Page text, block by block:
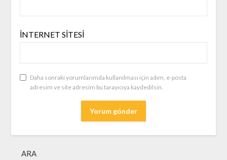
İNTERNET SITESI
Daha sonraki yorumlarımda kullanılması için adım, e-posta
adresim ve site adresim bu tarayıcıya kaydedilsin.
ARA